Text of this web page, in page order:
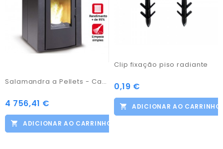
Salamandra a Pellets - Carinci Idro
Preço
4 756,41 €
ADICIONAR AO CARRINHO
Clip fixação piso radiante
Preço
0,19 €
ADICIONAR AO CARRINHO